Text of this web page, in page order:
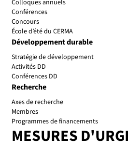
Colloques annuels
Conférences
Concours
École d’été du CERMA
Développement durable
Stratégie de développement
Activités DD
Conférences DD
MESURES
Recherche
Axes de recherche
Membres
Programmes de financements